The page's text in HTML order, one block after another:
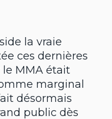
la vraie
ces dernières
le MMA était
marginal
désormais
public dès